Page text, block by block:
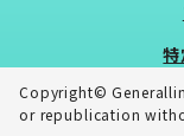
Copyright©
or republication